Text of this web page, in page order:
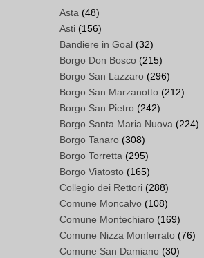
Asta (48)
Asti (156)
Bandiere in Goal (32)
Borgo Don Bosco (215)
Borgo San Lazzaro (296)
Borgo San Marzanotto (212)
Borgo San Pietro (242)
Borgo Santa Maria Nuova (224)
Borgo Tanaro (308)
Borgo Torretta (295)
Borgo Viatosto (165)
Collegio dei Rettori (288)
Comune Moncalvo (108)
Comune Montechiaro (169)
Comune Nizza Monferrato (76)
Comune San Damiano (30)